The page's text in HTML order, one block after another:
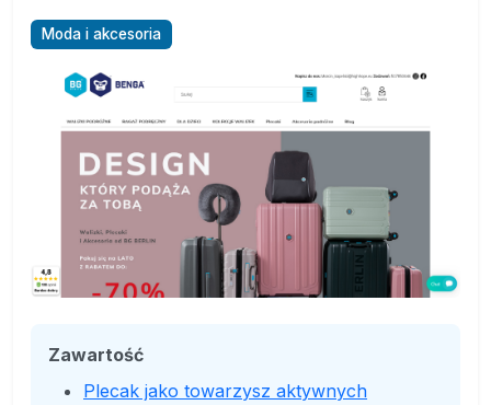
Moda i akcesoria
Zawartość
Plecak jako towarzysz aktywnych